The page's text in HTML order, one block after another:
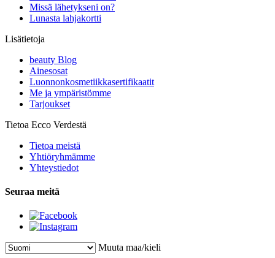
Missä lähetykseni on?
Lunasta lahjakortti
Lisätietoja
beauty Blog
Ainesosat
Luonnonkosmetiikkasertifikaatit
Me ja ympäristömme
Tarjoukset
Tietoa Ecco Verdestä
Tietoa meistä
Yhtiöryhmämme
Yhteystiedot
Seuraa meitä
Muuta maa/kieli